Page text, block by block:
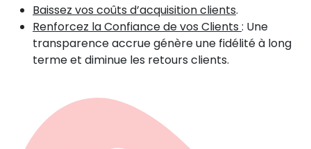
Baissez vos coûts d’acquisition clients.
Renforcez la Confiance de vos Clients : Une
transparence accrue génère une fidélité à long
terme et diminue les retours clients.